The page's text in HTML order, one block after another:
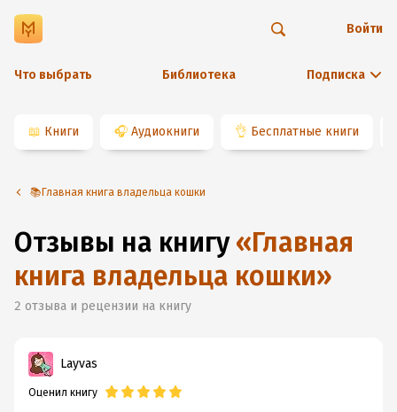
Что выбрать Библиотека Подписка
Войти
📖 Книги 🎧 Аудиокниги 👌 Бесплатные книги
📚Главная книга владельца кошки
Отзывы на книгу «Главная
книга владельца кошки»
2 отзыва и рецензии на книгу
Layvas
Оценил книгу